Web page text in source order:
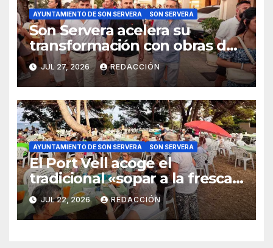
AYUNTAMIENTO DE SON SERVERA SON SERVERA
Son Servera acelera su
transformación con obras de
asfaltado, limpiezas a presión
y sanciones
JUL 27, 2026 REDACCIÓN
AYUNTAMIENTO DE SON SERVERA SON SERVERA
El Port Vell acoge el
tradicional «sopar a la fresca»
de la Gent Gran de Son
Servera
JUL 22, 2026 REDACCIÓN